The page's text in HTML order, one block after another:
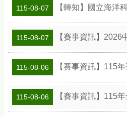
115-08-07 【轉知】國立海洋科技博物館辦理「
115-08-07 【賽事資訊】2026中正盃
115-08-06 【賽事資訊】115年臺
115-08-06 【賽事資訊】115